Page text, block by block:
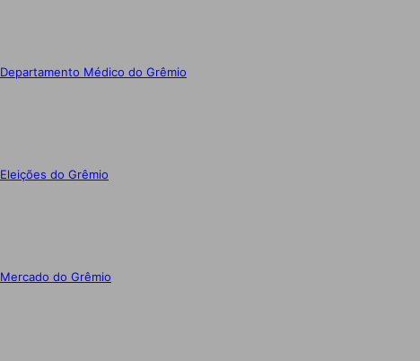
Departamento Médico do Grêmio
Eleições do Grêmio
Mercado do Grêmio